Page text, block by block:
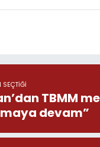
SEÇTIĞI
TBMM
devam”